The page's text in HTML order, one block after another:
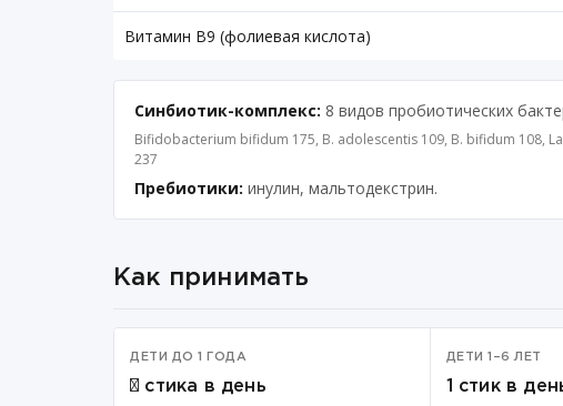
Витамин B9 (фолиевая кислота)
Синбиотик-комплекс: 8 видов пробиотических
Bifidobacterium bifidum 175, B. adolescentis 109, B. bifidum 108,
237
Пребиотики: инулин, мальтодекстрин.
Как принимать
ДЕТИ ДО 1 ГОДА
½ стика в день
ДЕТИ 1–6 ЛЕТ
1 стик в